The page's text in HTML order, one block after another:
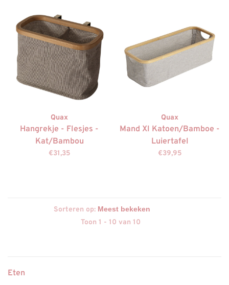
Quax
Hangrekje - Flesjes -
Kat/Bambou
€31,35
Quax
Mand Xl Katoen/Bamboe -
Luiertafel
€39,95
Sorteren op:
Toon 1 - 10 van 10
Eten